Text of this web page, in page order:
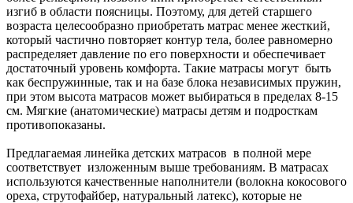
изгиб в области поясницы. Поэтому, для детей старшего
возраста целесообразно приобретать матрас менее жесткий,
который частично повторяет контур тела, более равномерно
распределяет давление по его поверхности и обеспечивает
достаточный уровень комфорта. Такие матрасы могут быть
как беспружинные, так и на базе блока независимых пружин,
при этом высота матрасов может выбираться в пределах 8-15
см. Мягкие (анатомические) матрасы детям и подросткам
противопоказаны.
Предлагаемая линейка детских матрасов в полной мере
соответствует изложенным выше требованиям. В матрасах
используются качественные наполнители (волокна кокосового
ореха, струтофайбер, натуральный латекс), которые не